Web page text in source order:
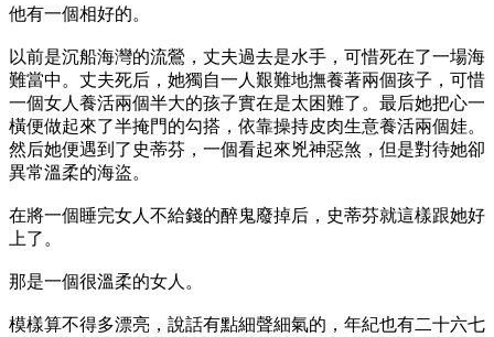
他有一個相好的。
以前是沉船海灣的流鶯，丈夫過去是水手，可惜死在了一場海
難當中。丈夫死后，她獨自一人艱難地撫養著兩個孩子，可惜
一個女人養活兩個半大的孩子實在是太困難了。最后她把心一
橫便做起來了半掩門的勾搭，依靠操持皮肉生意養活兩個娃。
然后她便遇到了史蒂芬，一個看起來兇神惡煞，但是對待她卻
異常溫柔的海盜。
在將一個睡完女人不給錢的醉鬼廢掉后，史蒂芬就這樣跟她好
上了。
那是一個很溫柔的女人。
模樣算不得多漂亮，說話有點細聲細氣的，年紀也有二十六七